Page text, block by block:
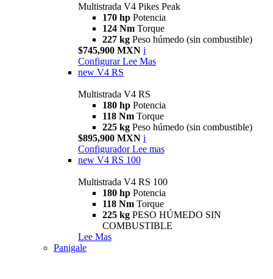
Multistrada V4 Pikes Peak
170 hp Potencia
124 Nm Torque
227 kg Peso húmedo (sin combustible)
$745,900 MXN i
Configurar Lee Mas
new V4 RS
Multistrada V4 RS
180 hp Potencia
118 Nm Torque
225 kg Peso húmedo (sin combustible)
$895,900 MXN i
Configurador Lee mas
new V4 RS 100
Multistrada V4 RS 100
180 hp Potencia
118 Nm Torque
225 kg PESO HÚMEDO SIN
COMBUSTIBLE
Lee Mas
Panigale